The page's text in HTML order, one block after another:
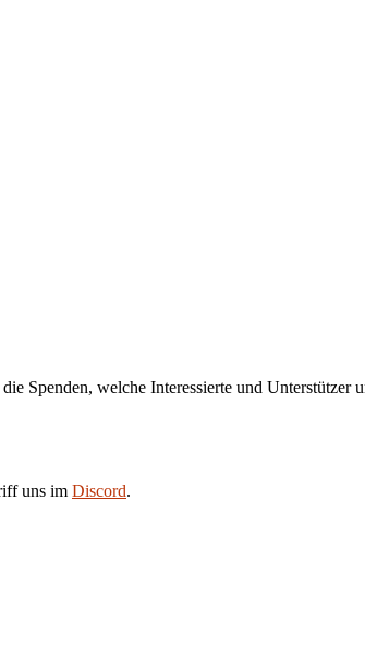
Spenden, welche Interessierte und Unterstützer
uns im Discord.